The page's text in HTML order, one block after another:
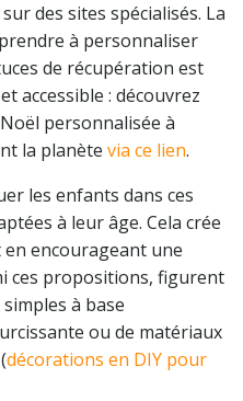
des sites spécialisés. La
à personnaliser
de récupération est
accessible : découvrez
personnalisée à
la planète via ce lien.
les enfants dans ces
à leur âge. Cela crée
encourageant une
ces propositions, figurent
à base
ou de matériaux
décorations en DIY pour